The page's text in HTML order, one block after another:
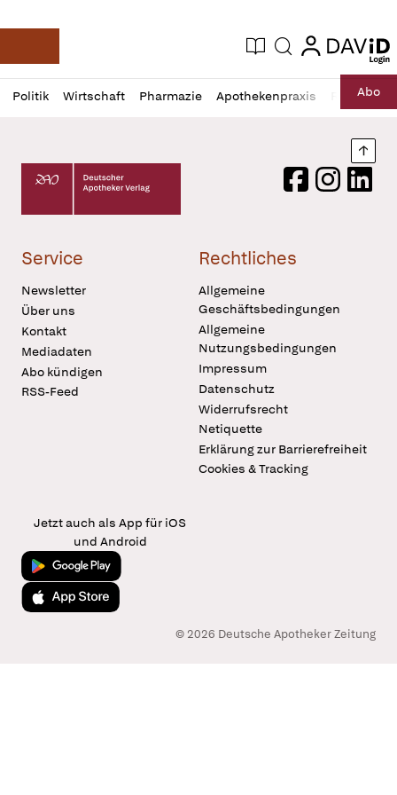
Deutsche Apotheker Zeitung
Aktuelle Ausgabe
Suche login
login
Politik Wirtschaft Pharmazie Apothekenpraxis RechtAbo
Profil
öffnen
Daz
Pur
Deutscher Apotheker Verlag Logo
FacebookInstagram
Service
Newsletter
Über uns
Kontakt
Mediadaten
Abo kündigen
RSS-Feed
Rechtliches
Allgemeine
Geschäftsbedingungen
Allgemeine
Nutzungsbedingungen
Impressum
Datenschutz
Widerrufsrecht
Netiquette
Erklärung zur Barrierefreiheit
Cookies & Tracking
Jetzt auch als App für iOS
und Android
Jetzt bei Google Play
Laden im App Store
© 2026 Deutsche Apotheker Zeitung